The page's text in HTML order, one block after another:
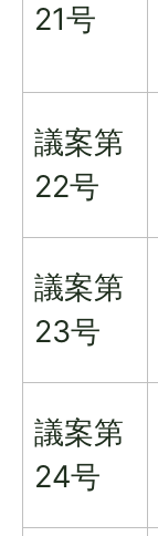
21号
議案第
22号
議案第
23号
議案第
24号